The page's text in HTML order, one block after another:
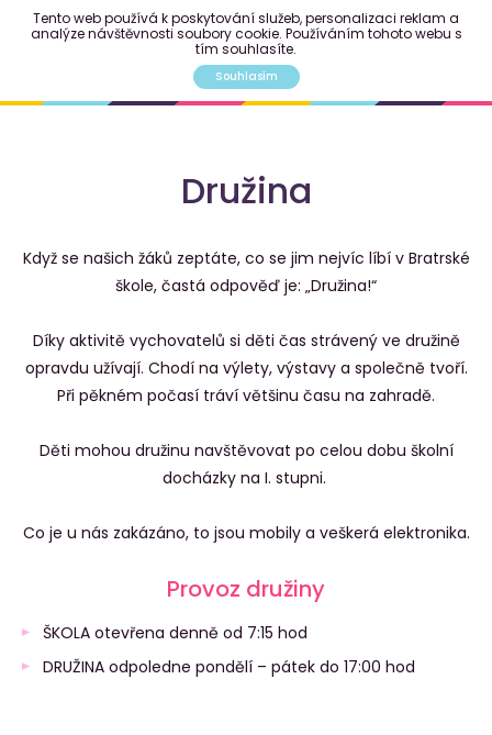
Družina
Když se našich žáků zeptáte, co se jim nejvíc líbí v Bratrské
škole, častá odpověď je: „Družina!“
Díky aktivitě vychovatelů si děti čas strávený ve družině
opravdu užívají. Chodí na výlety, výstavy a společně tvoří.
Při pěkném počasí tráví většinu času na zahradě.
Děti mohou družinu navštěvovat po celou dobu školní
docházky na I. stupni.
Co je u nás zakázáno, to jsou mobily a veškerá elektronika.
Provoz družiny
ŠKOLA otevřena denně od 7:15 hod
DRUŽINA odpoledne pondělí – pátek do 17:00 hod
Tento web používá k poskytování služeb, personalizaci reklam a
analýze návštěvnosti soubory cookie. Používáním tohoto webu s
tím souhlasíte.
Souhlasím